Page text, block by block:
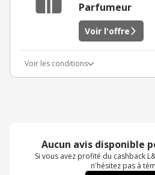
Parfumeur
Voir l'offre
Voir les conditions
Aucun avis disponible
Si vous avez profité du cashback
n'hésitez pas à